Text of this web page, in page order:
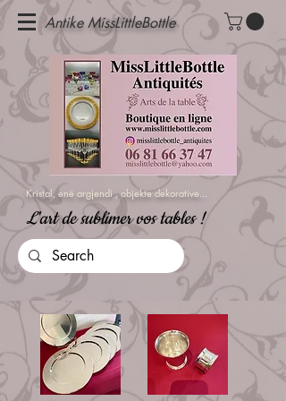
Antike MissLittleBottle
Kristal, enë argjendi , objekte dekorative...
L'art de sublimer vos tables !